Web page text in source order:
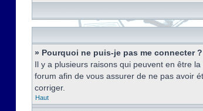
» Pourquoi ne puis-je pas me connecter ?
Il y a plusieurs raisons qui peuvent en être
forum afin de vous assurer de ne pas avoir
corriger.
Haut